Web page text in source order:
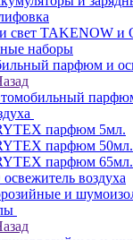
свет TAKENOW и
наборы
парфюм и
парфюм 5мл.
парфюм 50мл.
парфюм 65мл.
воздуха
и